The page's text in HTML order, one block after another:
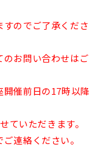
のでご了承くださ
お問い合わせはご
催前日の17時以降
ていただきます。
連絡ください。